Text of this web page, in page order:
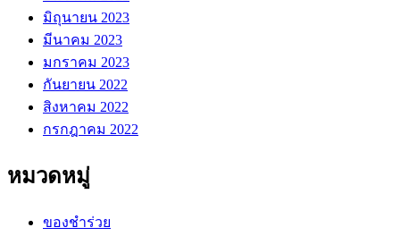
มิถุนายน 2023
มีนาคม 2023
มกราคม 2023
กันยายน 2022
สิงหาคม 2022
กรกฎาคม 2022
หมวดหมู่
ของชำร่วย